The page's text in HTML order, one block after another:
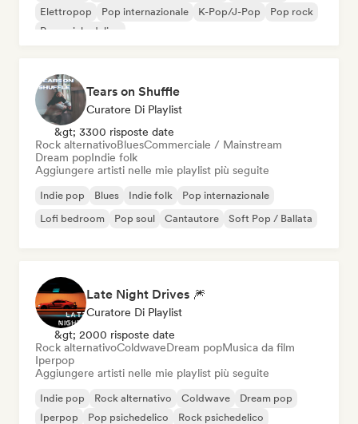
Elettropop
Pop internazionale K-Pop/J-Pop
Pop rock
Pop psichedelico
Tears on Shuffle
Curatore Di Playlist
&gt; 3300 risposte date
Rock alternativoBluesCommerciale / Mainstream
Dream popIndie folk
Aggiungere artisti nelle mie playlist più seguite
Indie pop Blues Indie folk
Pop internazionale
Lofi bedroom
Pop soul Cantautore Soft Pop / Ballata
Late Night Drives 🎆
Curatore Di Playlist
&gt; 2000 risposte date
Rock alternativoColdwaveDream popMusica da film
Iperpop
Aggiungere artisti nelle mie playlist più seguite
Indie pop Rock alternativo Coldwave
Dream pop
Iperpop
Pop psichedelico
Rock psichedelico